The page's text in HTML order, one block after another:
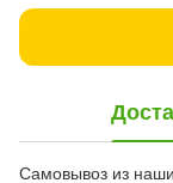
Самовывоз из